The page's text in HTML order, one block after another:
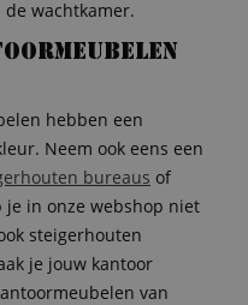
wachtkamer.
hebben een
Neem ook eens een
bureaus of
je in onze webshop niet
steigerhouten
je jouw kantoor
van